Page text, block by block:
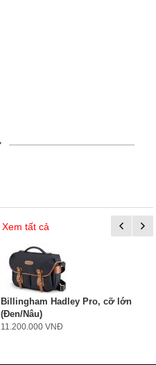
Xem tất cả
Billingham Hadley Pro, cỡ lớn
(Đen/Nâu)
11.200.000 VNĐ